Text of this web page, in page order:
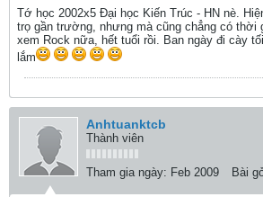
Tớ học 2002x5 Đại học Kiến Trúc - HN nè.
trọ gần trường, nhưng mà cũng chẳng có thời
xem Rock nữa, hết tuổi rồi. Ban ngày đi cày
lắm
Anhtuanktcb
Thành viên
Tham gia ngày: Feb 2009 Bài